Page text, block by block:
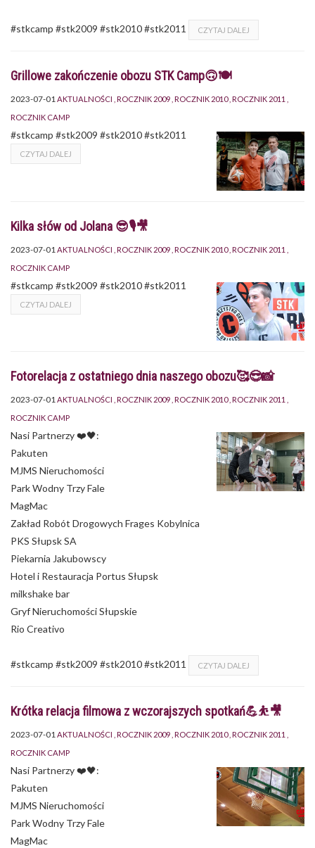
#stkcamp #stk2009 #stk2010 #stk2011 CZYTAJ DALEJ
Grillowe zakończenie obozu STK Camp🙃🍽
2023-07-01AKTUALNOŚCI ROCZNIK 2009 ROCZNIK 2010 ROCZNIK 2011
ROCZNIK CAMP
#stkcamp #stk2009 #stk2010 #stk2011
CZYTAJ DALEJ
Kilka słów od Jolana 😎🎙🎥
2023-07-01 AKTUALNOŚCI ROCZNIK 2009 ROCZNIK 2010 ROCZNIK 2011
ROCZNIK CAMP
#stkcamp #stk2009 #stk2010 #stk2011
CZYTAJ DALEJ
Fotorelacja z ostatniego dnia naszego obozu🥰😎📸
2023-07-01AKTUALNOŚCI ROCZNIK 2009 ROCZNIK 2010 ROCZNIK 2011
ROCZNIK CAMP
Nasi Partnerzy ❤️🖤:
Pakuten
MJMS Nieruchomości
Park Wodny Trzy Fale
MagMac
Zakład Robót Drogowych Frages Kobylnica
PKS Słupsk SA
Piekarnia Jakubowscy
Hotel i Restauracja Portus Słupsk
milkshake bar
Gryf Nieruchomości Słupskie
Rio Creativo
#stkcamp #stk2009 #stk2010 #stk2011 CZYTAJ DALEJ
Krótka relacja filmowa z wczorajszych spotkań💪⛹️🎥
2023-07-01AKTUALNOŚCI ROCZNIK 2009 ROCZNIK 2010 ROCZNIK 2011
ROCZNIK CAMP
Nasi Partnerzy ❤️🖤:
Pakuten
MJMS Nieruchomości
Park Wodny Trzy Fale
MagMac